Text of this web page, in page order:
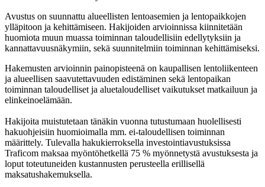
Avustus on suunnattu alueellisten lentoasemien ja lentopaikkojen
ylläpitoon ja kehittämiseen. Hakijoiden arvioinnissa kiinnitetään
huomiota muun muassa toiminnan taloudellisiin edellytyksiin ja
kannattavuusnäkymiin, sekä suunnitelmiin toiminnan kehittämiseksi.
Hakemusten arvioinnin painopisteenä on kaupallisen lentoliikenteen
ja alueellisen saavutettavuuden edistäminen sekä lentopaikan
toiminnan taloudelliset ja aluetaloudelliset vaikutukset matkailuun ja
elinkeinoelämään.
Hakijoita muistutetaan tänäkin vuonna tutustumaan huolellisesti
hakuohjeisiin huomioimalla mm. ei-taloudellisen toiminnan
määrittely. Tulevalla hakukierroksella investointiavustuksissa
Traficom maksaa myöntöhetkellä 75 % myönnetystä avustuksesta ja
loput toteutuneiden kustannusten perusteella erillisellä
maksatushakemuksella.